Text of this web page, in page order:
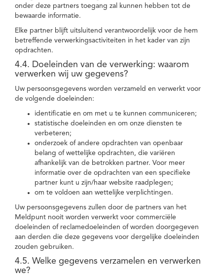
onder deze partners toegang zal kunnen hebben tot de
bewaarde informatie.
Elke partner blijft uitsluitend verantwoordelijk voor de hem
betreffende verwerkingsactiviteiten in het kader van zijn
opdrachten.
4.4. Doeleinden van de verwerking: waarom
verwerken wij uw gegevens?
Uw persoonsgegevens worden verzameld en verwerkt voor
de volgende doeleinden:
identificatie en om met u te kunnen communiceren;
statistische doeleinden en om onze diensten te
verbeteren;
onderzoek of andere opdrachten van openbaar
belang of wettelijke opdrachten, die variëren
afhankelijk van de betrokken partner. Voor meer
informatie over de opdrachten van een specifieke
partner kunt u zijn/haar website raadplegen;
om te voldoen aan wettelijke verplichtingen.
Uw persoonsgegevens zullen door de partners van het
Meldpunt nooit worden verwerkt voor commerciële
doeleinden of reclamedoeleinden of worden doorgegeven
aan derden die deze gegevens voor dergelijke doeleinden
zouden gebruiken.
4.5. Welke gegevens verzamelen en verwerken
we?